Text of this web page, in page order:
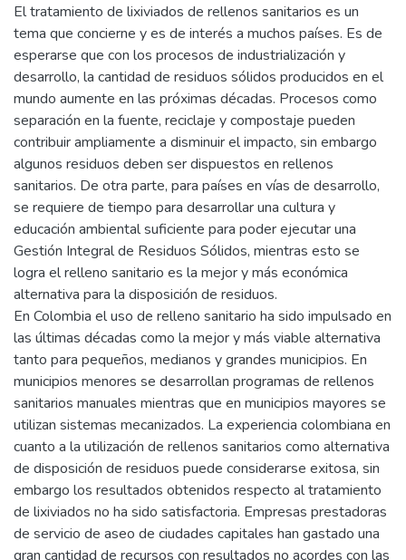
El tratamiento de lixiviados de rellenos sanitarios es un
tema que concierne y es de interés a muchos países. Es de
esperarse que con los procesos de industrialización y
desarrollo, la cantidad de residuos sólidos producidos en el
mundo aumente en las próximas décadas. Procesos como
separación en la fuente, reciclaje y compostaje pueden
contribuir ampliamente a disminuir el impacto, sin embargo
algunos residuos deben ser dispuestos en rellenos
sanitarios. De otra parte, para países en vías de desarrollo,
se requiere de tiempo para desarrollar una cultura y
educación ambiental suficiente para poder ejecutar una
Gestión Integral de Residuos Sólidos, mientras esto se
logra el relleno sanitario es la mejor y más económica
alternativa para la disposición de residuos.
En Colombia el uso de relleno sanitario ha sido impulsado en
las últimas décadas como la mejor y más viable alternativa
tanto para pequeños, medianos y grandes municipios. En
municipios menores se desarrollan programas de rellenos
sanitarios manuales mientras que en municipios mayores se
utilizan sistemas mecanizados. La experiencia colombiana en
cuanto a la utilización de rellenos sanitarios como alternativa
de disposición de residuos puede considerarse exitosa, sin
embargo los resultados obtenidos respecto al tratamiento
de lixiviados no ha sido satisfactoria. Empresas prestadoras
de servicio de aseo de ciudades capitales han gastado una
gran cantidad de recursos con resultados no acordes con las